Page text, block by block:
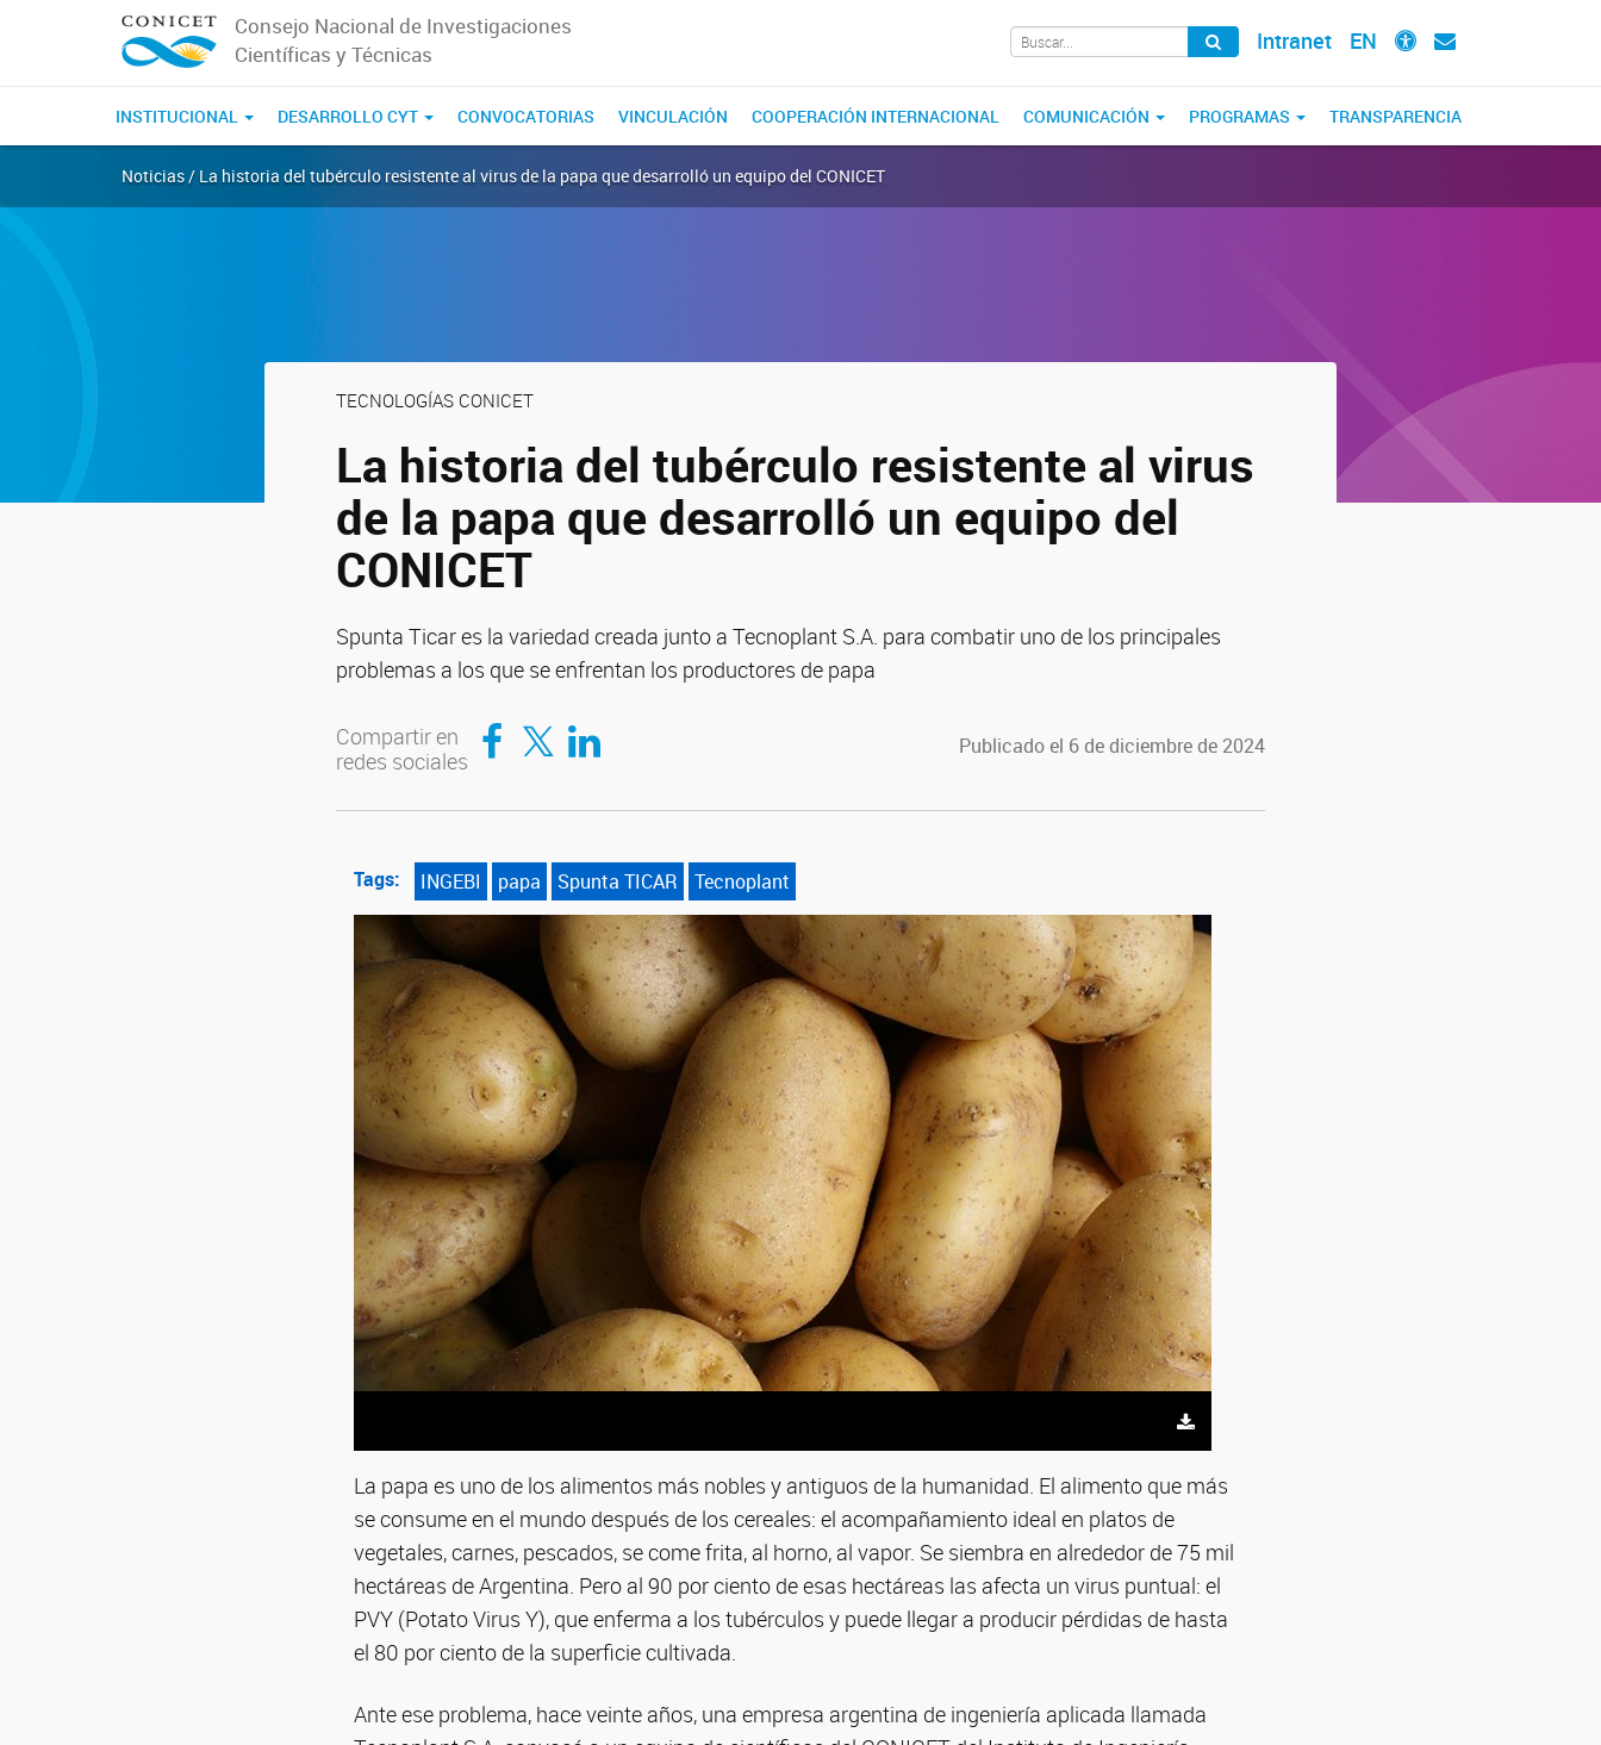
Consejo Nacional de Investigaciones
Científicas y Técnicas
Intranet EN
INSTITUCIONAL DESARROLLO CYT CONVOCATORIAS VINCULACIÓN COOPERACIÓN INTERNACIONAL COMUNICACIÓN PROGRAMAS TRANSPARENCIA
Noticias / La historia del tubérculo resistente al virus de la papa que desarrolló un equipo del CONICET
TECNOLOGÍAS CONICET
La historia del tubérculo resistente al virus
de la papa que desarrolló un equipo del
CONICET
Spunta Ticar es la variedad creada junto a Tecnoplant S.A. para combatir uno de los principales
problemas a los que se enfrentan los productores de papa
Compartir en
redes sociales
Compartir en Facebook
Compartir en TwitterCompartir en LinkedIn Publicado el 6 de diciembre de 2024
Tags: INGEBI papa Spunta TICAR Tecnoplant
La papa es uno de los alimentos más nobles y antiguos de la humanidad. El alimento que más
se consume en el mundo después de los cereales: el acompañamiento ideal en platos de
vegetales, carnes, pescados, se come frita, al horno, al vapor. Se siembra en alrededor de 75 mil
hectáreas de Argentina. Pero al 90 por ciento de esas hectáreas las afecta un virus puntual: el
PVY (Potato Virus Y), que enferma a los tubérculos y puede llegar a producir pérdidas de hasta
el 80 por ciento de la superficie cultivada.
Ante ese problema, hace veinte años, una empresa argentina de ingeniería aplicada llamada